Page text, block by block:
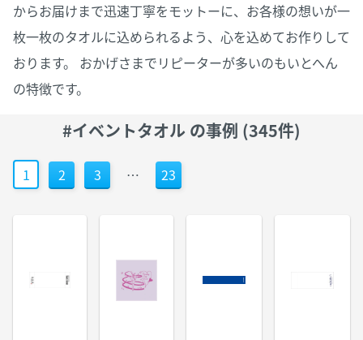
からお届けまで迅速丁寧をモットーに、お各様の想いが一
枚一枚のタオルに込められるよう、心を込めてお作りして
おります。 おかげさまでリピーターが多いのもいとへん
の特徴です。
#イベントタオル の事例 (345件)
1 2 3 … 23